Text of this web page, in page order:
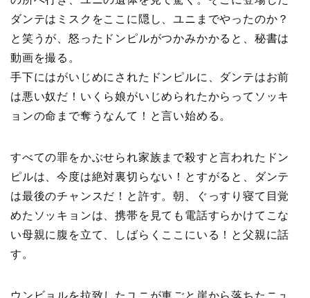
ダンテはミスクをここに隠し、ユニまでやったのか？
と笑うが、怒ったドンピルがつかみかかると、秘書は
動画を撮る。
手下にはがいじめにされたドンピルに、ダンテはお前
は悪い奴だ！いくら娘がいじめられたからってソッキ
ョンの命まで奪うなんて！と言い始める。
すべての罪をかぶせられ家族まで殺すと言われたドン
ピルは、今度は絶対裏切らない！とすがると、ダンテ
は最後のチャンスだ！と許す。朝、ぐっすり寝て目覚
めたソッキョンは、携帯を見ても電話すらかけてこな
い母親に腹を立て、しばらくここにいる！と父親に話
す。
ウンビョルを拉致したユニが車ごと崖から落ちたニュ